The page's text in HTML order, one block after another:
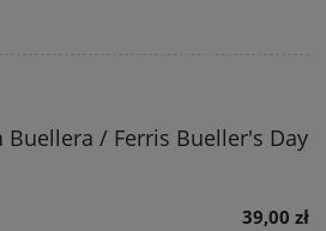
Buellera / Ferris Bueller's Day
39,00 zł